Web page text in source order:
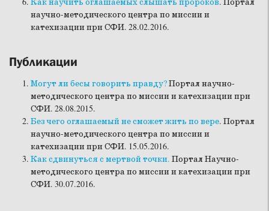
Как научить оглашаемых слышать пророков. Портал
научно-методического центра по миссии и
катехизации при СФИ. 28.02.2016.
Публикации
Могут ли бесы говорить правду?Портал научно-
методического центра по миссии и катехизации при
СФИ. 28.08.2015.
Без чего оглашаемый не сможет жить по вере. Портал
научно-методического центра по миссии и
катехизации при СФИ. 15.05.2016.
Как сдвинуться с мертвой точки. Портал Научно-
методического центра по миссии и катехизации при
СФИ. 30.07.2016.